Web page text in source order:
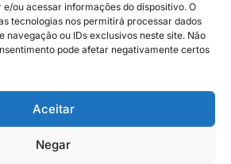
ou acessar informações do dispositivo. O
tecnologias nos permitirá processar dados
navegação ou IDs exclusivos neste site. Não
pode afetar negativamente certos
Aceitar
Negar
contato
Privacidade
–
Jornal
cookiescookiescookies
os direitos reservados. Webmaster